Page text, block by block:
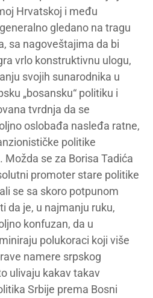
Hrvatskoj i među
gledano na tragu
sa nagoveštajima da bi
vrlo konstruktivnu ulogu,
svojih sunarodnika u
„bosansku“ politiku i
tvrdnja da se
oslobađa nasleđa ratne,
politike
se za Borisa Tadića
promoter stare politike
se sa skoro potpunom
da je, u najmanju ruku,
konfuzan, da u
polukoraci koji više
namere srpskog
ulivaju kakav takav
Srbije prema Bosni